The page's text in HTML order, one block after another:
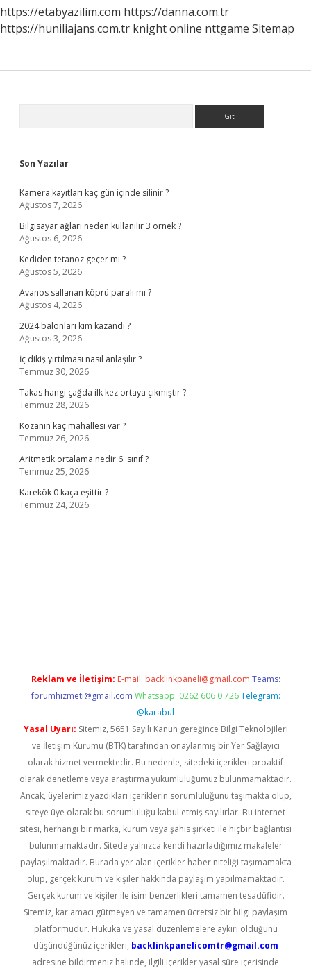
https://etabyazilim.com https://danna.com.tr
https://huniliajans.com.tr knight online nttgame Sitemap
Son Yazılar
Kamera kayıtları kaç gün içinde silinir ?
Ağustos 7, 2026
Bilgisayar ağları neden kullanılır 3 örnek ?
Ağustos 6, 2026
Kediden tetanoz geçer mi ?
Ağustos 5, 2026
Avanos sallanan köprü paralı mı ?
Ağustos 4, 2026
2024 balonları kim kazandı ?
Ağustos 3, 2026
İç dikiş yırtılması nasıl anlaşılır ?
Temmuz 30, 2026
Takas hangi çağda ilk kez ortaya çıkmıştır ?
Temmuz 28, 2026
Kozanın kaç mahallesi var ?
Temmuz 26, 2026
Aritmetik ortalama nedir 6. sınıf ?
Temmuz 25, 2026
Karekök 0 kaça eşittir ?
Temmuz 24, 2026
Reklam ve İletişim: E-mail: backlinkpaneli@gmail.com Teams:
forumhizmeti@gmail.com Whatsapp: 0262 606 0 726 Telegram:
@karabul
Yasal Uyarı: Sitemiz, 5651 Sayılı Kanun gereğince Bilgi Teknolojileri
ve İletişim Kurumu (BTK) tarafından onaylanmış bir Yer Sağlayıcı
olarak hizmet vermektedir. Bu nedenle, sitedeki içerikleri proaktif
olarak denetleme veya araştırma yükümlülüğümüz bulunmamaktadır.
Ancak, üyelerimiz yazdıkları içeriklerin sorumluluğunu taşımakta olup,
siteye üye olarak bu sorumluluğu kabul etmiş sayılırlar. Bu internet
sitesi, herhangi bir marka, kurum veya şahıs şirketi ile hiçbir bağlantısı
bulunmamaktadır. Sitede yalnızca kendi hazırladığımız makaleler
paylaşılmaktadır. Burada yer alan içerikler haber niteliği taşımamakta
olup, gerçek kurum ve kişiler hakkında paylaşım yapılmamaktadır.
Gerçek kurum ve kişiler ile isim benzerlikleri tamamen tesadüfidir.
Sitemiz, kar amacı gütmeyen ve tamamen ücretsiz bir bilgi paylaşım
platformudur. Hukuka ve yasal düzenlemelere aykırı olduğunu
düşündüğünüz içerikleri, backlinkpanelicomtr@gmail.com
adresine bildirmeniz halinde, ilgili içerikler yasal süre içerisinde